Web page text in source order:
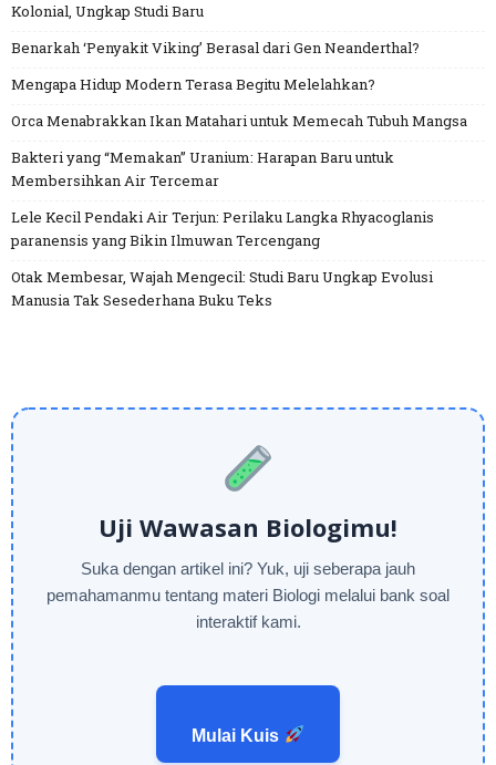
Kolonial, Ungkap Studi Baru
Benarkah ‘Penyakit Viking’ Berasal dari Gen Neanderthal?
Mengapa Hidup Modern Terasa Begitu Melelahkan?
Orca Menabrakkan Ikan Matahari untuk Memecah Tubuh Mangsa
Bakteri yang “Memakan” Uranium: Harapan Baru untuk
Membersihkan Air Tercemar
Lele Kecil Pendaki Air Terjun: Perilaku Langka Rhyacoglanis
paranensis yang Bikin Ilmuwan Tercengang
Otak Membesar, Wajah Mengecil: Studi Baru Ungkap Evolusi
Manusia Tak Sesederhana Buku Teks
Uji Wawasan Biologimu!
Suka dengan artikel ini? Yuk, uji seberapa jauh
pemahamanmu tentang materi Biologi melalui bank soal
interaktif kami.
Mulai Kuis